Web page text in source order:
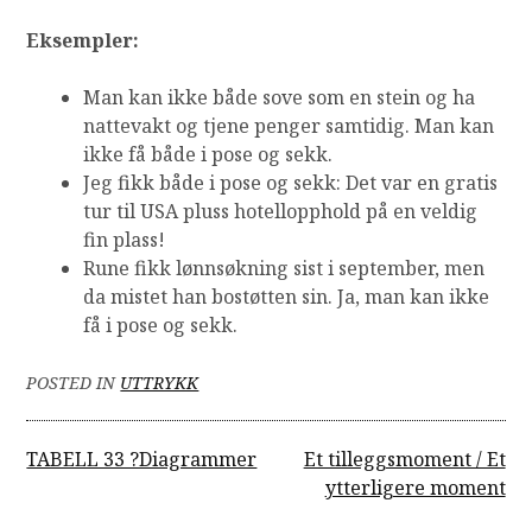
Eksempler:
Man kan ikke både sove som en stein og ha
nattevakt og tjene penger samtidig. Man kan
ikke få både i pose og sekk.
Jeg fikk både i pose og sekk: Det var en gratis
tur til USA pluss hotellopphold på en veldig
fin plass!
Rune fikk lønnsøkning sist i september, men
da mistet han bostøtten sin. Ja, man kan ikke
få i pose og sekk.
POSTED IN UTTRYKK
Post
TABELL 33 ?Diagrammer
Et tilleggsmoment / Et
ytterligere moment